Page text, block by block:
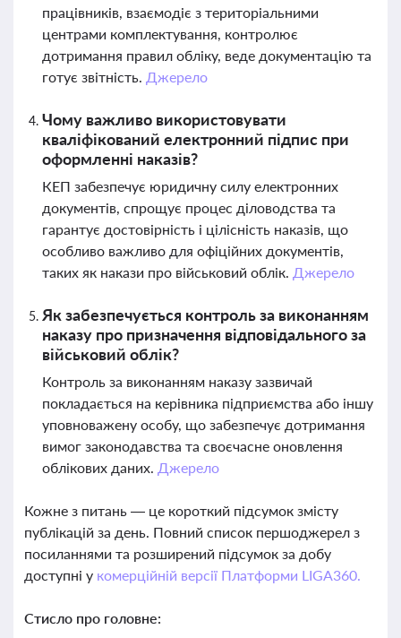
працівників, взаємодіє з територіальними
центрами комплектування, контролює
дотримання правил обліку, веде документацію та
готує звітність. Джерело
Чому важливо використовувати
кваліфікований електронний підпис при
оформленні наказів?
КЕП забезпечує юридичну силу електронних
документів, спрощує процес діловодства та
гарантує достовірність і цілісність наказів, що
особливо важливо для офіційних документів,
таких як накази про військовий облік. Джерело
Як забезпечується контроль за виконанням
наказу про призначення відповідального за
військовий облік?
Контроль за виконанням наказу зазвичай
покладається на керівника підприємства або іншу
уповноважену особу, що забезпечує дотримання
вимог законодавства та своєчасне оновлення
облікових даних. Джерело
Кожне з питань — це короткий підсумок змісту
публікацій за день. Повний список першоджерел з
посиланнями та розширений підсумок за добу
доступні у комерційній версії Платформи LIGA360.
Стисло про головне: